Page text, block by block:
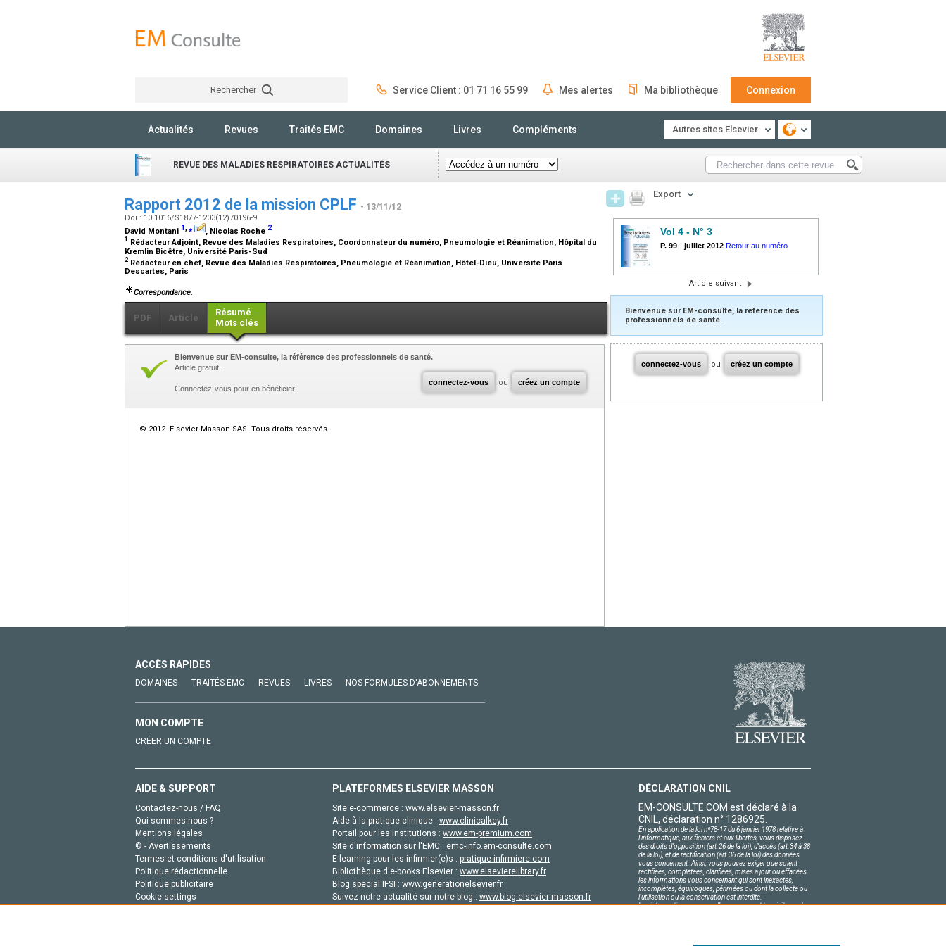
Rechercher Service Client : 01 71 16 55 99 Mes alertes Ma bibliothèque Connexion
Actualités Revues Traités EMC Domaines Livres Compléments Autres sites Elsevier
REVUE DES MALADIES RESPIRATOIRES ACTUALITÉS
Rapport 2012 de la mission CPLF - 13/11/12
Doi : 10.1016/S1877-1203(12)70196-9
David Montani 1,⁎ , Nicolas Roche 2
1 Rédacteur Adjoint, Revue des Maladies Respiratoires, Coordonnateur du numéro, Pneumologie et Réanimation, Hôpital du
Kremlin Bicêtre, Université Paris-Sud
2 Rédacteur en chef, Revue des Maladies Respiratoires, Pneumologie et Réanimation, Hôtel-Dieu, Université Paris
Descartes, Paris
Correspondance.
PDF Article
Résumé
Mots clés
connectez-vous ou créez un compte
Bienvenue sur EM-consulte, la référence des professionnels de santé.
Article gratuit.
Connectez-vous pour en bénéficier!
© 2012 Elsevier Masson SAS. Tous droits réservés.
Export
Vol 4 - N° 3
P. 99 - juillet 2012 Retour au numéro
Article suivant
Bienvenue sur EM-consulte, la référence des
professionnels de santé.
connectez-vous ou créez un compte
ACCÈS RAPIDES
DOMAINES TRAITÉS EMC REVUES LIVRES NOS FORMULES D'ABONNEMENTS
MON COMPTE
CRÉER UN COMPTE
AIDE & SUPPORT
Contactez-nous / FAQ
Qui sommes-nous ?
Mentions légales
© - Avertissements
Termes et conditions d'utilisation
Politique rédactionnelle
Politique publicitaire
Cookie settings
PLATEFORMES ELSEVIER MASSON
Site e-commerce : www.elsevier-masson.fr
Aide à la pratique clinique : www.clinicalkey.fr
Portail pour les institutions : www.em-premium.com
Site d'information sur l'EMC : emc-info.em-consulte.com
E-learning pour les infirmier(e)s : pratique-infirmiere.com
Bibliothèque d'e-books Elsevier : www.elsevierelibrary.fr
Blog special IFSI : www.generationelsevier.fr
Suivez notre actualité sur notre blog : www.blog-elsevier-masson.fr
DÉCLARATION CNIL
EM-CONSULTE.COM est déclaré à la
CNIL, déclaration n° 1286925.
En application de la loi nº78-17 du 6 janvier 1978 relative à
l'informatique, aux fichiers et aux libertés, vous disposez
des droits d'opposition (art.26 de la loi), d'accès (art.34 à 38
de la loi), et de rectification (art.36 de la loi) des données
vous concernant. Ainsi, vous pouvez exiger que soient
rectifiées, complétées, clarifiées, mises à jour ou effacées
les informations vous concernant qui sont inexactes,
incomplètes, équivoques, périmées ou dont la collecte ou
l'utilisation ou la conservation est interdite.
Les informations personnelles concernant les visiteurs de